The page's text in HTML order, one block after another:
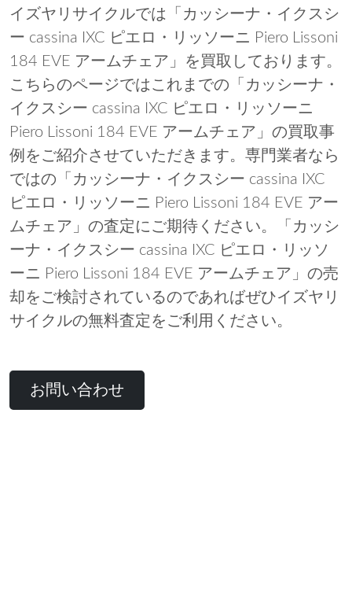
イズヤリサイクルでは「カッシーナ・イクスシ
ー cassina IXC ピエロ・リッソーニ Piero Lissoni
184 EVE アームチェア」を買取しております。
こちらのページではこれまでの「カッシーナ・
イクスシー cassina IXC ピエロ・リッソーニ
Piero Lissoni 184 EVE アームチェア」の買取事
例をご紹介させていただきます。専門業者なら
ではの「カッシーナ・イクスシー cassina IXC
ピエロ・リッソーニ Piero Lissoni 184 EVE アー
ムチェア」の査定にご期待ください。「カッシ
ーナ・イクスシー cassina IXC ピエロ・リッソ
ーニ Piero Lissoni 184 EVE アームチェア」の売
却をご検討されているのであればぜひイズヤリ
サイクルの無料査定をご利用ください。
お問い合わせ